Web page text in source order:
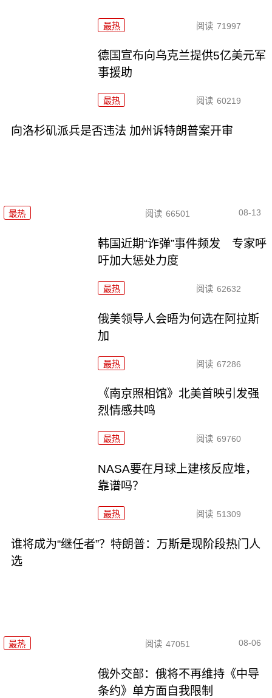
最热 阅读 71997
德国宣布向乌克兰提供5亿美元军
事援助
最热 阅读 60219
向洛杉矶派兵是否违法 加州诉特朗普案开审
最热 阅读 66501 08-13
韩国近期“诈弹”事件频发 专家呼
吁加大惩处力度
最热 阅读 62632
俄美领导人会晤为何选在阿拉斯
加
最热 阅读 67286
《南京照相馆》北美首映引发强
烈情感共鸣
最热 阅读 69760
NASA要在月球上建核反应堆，
靠谱吗？
最热 阅读 51309
谁将成为“继任者”？特朗普：万斯是现阶段热门人
选
最热 阅读 47051 08-06
俄外交部：俄将不再维持《中导
条约》单方面自我限制